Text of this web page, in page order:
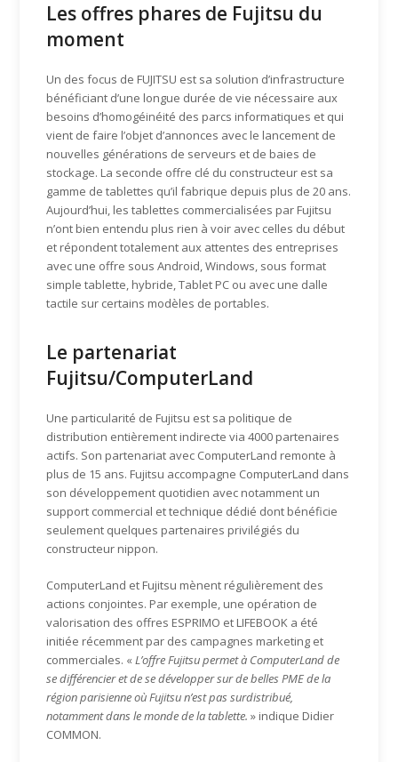
Les offres phares de Fujitsu du
moment
Un des focus de FUJITSU est sa solution d’infrastructure
bénéficiant d’une longue durée de vie nécessaire aux
besoins d’homogéinéité des parcs informatiques et qui
vient de faire l’objet d’annonces avec le lancement de
nouvelles générations de serveurs et de baies de
stockage. La seconde offre clé du constructeur est sa
gamme de tablettes qu’il fabrique depuis plus de 20 ans.
Aujourd’hui, les tablettes commercialisées par Fujitsu
n’ont bien entendu plus rien à voir avec celles du début
et répondent totalement aux attentes des entreprises
avec une offre sous Android, Windows, sous format
simple tablette, hybride, Tablet PC ou avec une dalle
tactile sur certains modèles de portables.
Le partenariat
Fujitsu/ComputerLand
Une particularité de Fujitsu est sa politique de
distribution entièrement indirecte via 4000 partenaires
actifs. Son partenariat avec ComputerLand remonte à
plus de 15 ans. Fujitsu accompagne ComputerLand dans
son développement quotidien avec notamment un
support commercial et technique dédié dont bénéficie
seulement quelques partenaires privilégiés du
constructeur nippon.
ComputerLand et Fujitsu mènent régulièrement des
actions conjointes. Par exemple, une opération de
valorisation des offres ESPRIMO et LIFEBOOK a été
initiée récemment par des campagnes marketing et
commerciales. «L’offre Fujitsu permet à ComputerLand de
se différencier et de se développer sur de belles PME de la
région parisienne où Fujitsu n’est pas surdistribué,
notamment dans le monde de la tablette. » indique Didier
COMMON.